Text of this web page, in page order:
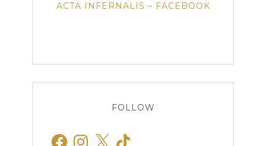
ACTA INFERNALIS – FACEBOOK
FOLLOW
FacebookInstagram
X TikTok